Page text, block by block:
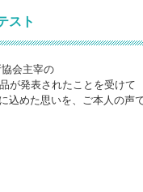
スト
会主宰の
が発表されたことを受けて
めた思いを、ご本人の声